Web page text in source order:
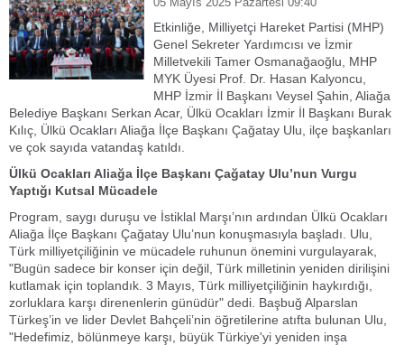
Etkinliğe, Milliyetçi Hareket Partisi (MHP)
Genel Sekreter Yardımcısı ve İzmir
Milletvekili Tamer Osmanağaoğlu, MHP
MYK Üyesi Prof. Dr. Hasan Kalyoncu,
MHP İzmir İl Başkanı Veysel Şahin, Aliağa
Belediye Başkanı Serkan Acar, Ülkü Ocakları İzmir İl Başkanı Burak
Kılıç, Ülkü Ocakları Aliağa İlçe Başkanı Çağatay Ulu, ilçe başkanları
ve çok sayıda vatandaş katıldı.
Ülkü Ocakları Aliağa İlçe Başkanı Çağatay Ulu’nun Vurgu
Yaptığı Kutsal Mücadele
Program, saygı duruşu ve İstiklal Marşı’nın ardından Ülkü Ocakları
Aliağa İlçe Başkanı Çağatay Ulu’nun konuşmasıyla başladı. Ulu,
Türk milliyetçiliğinin ve mücadele ruhunun önemini vurgulayarak,
"Bugün sadece bir konser için değil, Türk milletinin yeniden dirilişini
kutlamak için toplandık. 3 Mayıs, Türk milliyetçiliğinin haykırdığı,
zorluklara karşı direnenlerin günüdür" dedi. Başbuğ Alparslan
Türkeş’in ve lider Devlet Bahçeli’nin öğretilerine atıfta bulunan Ulu,
"Hedefimiz, bölünmeye karşı, büyük Türkiye'yi yeniden inşa